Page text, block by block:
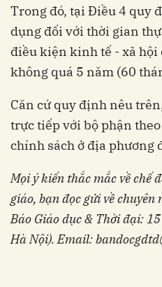
Trong đó, tại Điều 4 quy
dụng đối với thời gian
điều kiện kinh tế - xã hội
không quá 5 năm (60
Căn cứ quy định nêu
trực tiếp với bộ phận
chính sách ở địa phương
Mọi ý kiến thắc mắc về chế
giáo, bạn đọc gửi về
Báo Giáo dục & Thời đại:
Hà Nội). Email: